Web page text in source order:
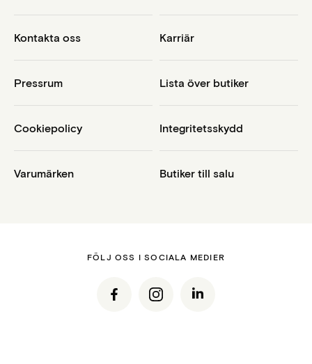
Kontakta oss Karriär
Pressrum Lista över butiker
Cookiepolicy Integritetsskydd
Varumärken Butiker till salu
FÖLJ OSS I SOCIALA MEDIER